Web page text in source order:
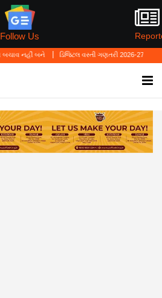
Follow Us
ડિજિટલ વસ્તી ગણતરી 2026-27નો પ્રારંભ, ઘર બેઠા